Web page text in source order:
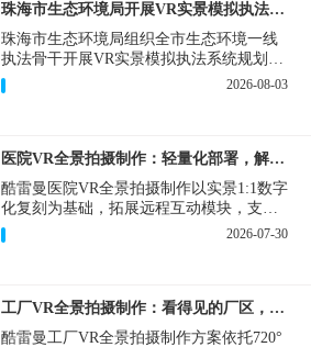
珠海市生态环境局开展VR实景模拟执法专题培训
珠海市生态环境局组织全市生态环境一线
执法骨干开展VR实景模拟执法系统规划建
设和教学培训，持续推进科技赋能生态环
境执法，夯实队伍办案“基本功”。
2026-08-03
医院VR全景拍摄制作：轻量化部署，解决医患真实痛点
酷雷曼医院VR全景拍摄制作以实景1:1数字
化复刻为基础，拓展远程互动模块，支持
定制，轻量化搭建部署，可挂载在公众
号、官网等线上平台。
2026-07-30
工厂VR全景拍摄制作：看得见的厂区，省下来的成本
酷雷曼工厂VR全景拍摄制作方案依托720°